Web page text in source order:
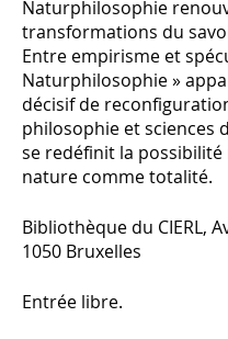
Naturphilosophie
transformations du
Entre empirisme et
Naturphilosophie »
décisif de
philosophie et sciences
se redéfinit la possibilité
nature comme totalité.
Bibliothèque du CIERL,
1050 Bruxelles
Entrée libre.